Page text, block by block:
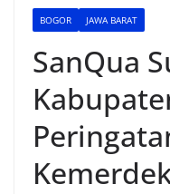
BOGOR JAWA BARAT
SanQua